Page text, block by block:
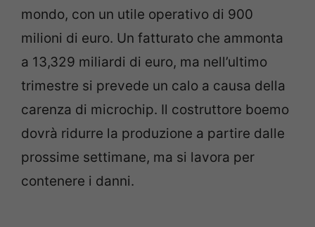
mondo, con un utile operativo di 900
milioni di euro. Un fatturato che ammonta
a 13,329 miliardi di euro, ma nell’ultimo
trimestre si prevede un calo a causa della
carenza di microchip. Il costruttore boemo
dovrà ridurre la produzione a partire dalle
prossime settimane, ma si lavora per
contenere i danni.